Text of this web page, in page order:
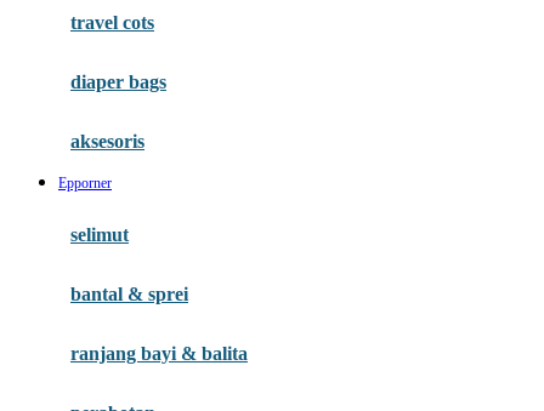
Gb
Habbie
Haenim
travel cots
diaper bags
aksesoris
Epporner
selimut
bantal & sprei
ranjang bayi & balita